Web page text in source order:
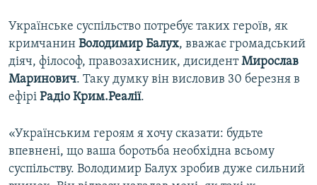
Усі сайти RFE/RL
Українське суспільство потребує таких героїв, як
кримчанин Володимир Балух, вважає громадський
діяч, філософ, правозахисник, дисидентМирослав
Маринович. Таку думку він висловив 30 березня в
ефірі Радіо Крим.Реалії.
«Українським героям я хочу сказати: будьте
впевнені, що ваша боротьба необхідна всьому
суспільству. Володимир Балух зробив дуже сильний